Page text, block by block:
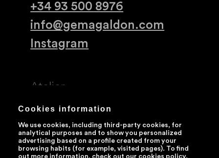
+34 93 500 8976
info@gemagaldon.com
Instagram
Atelier
Espacios Fugaces
Mentorías
Sobre mí
Cookies information
We use cookies, including third-party cookies, for
analytical purposes and to show you personalized
advertising based on a profile created from your
browsing habits (for example, visited pages). To find
out more information, check out our cookies policy.